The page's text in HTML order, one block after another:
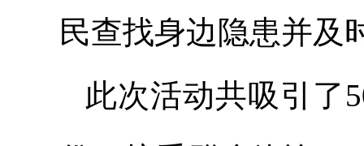
民查找身边隐患并及
此次活动共吸引了